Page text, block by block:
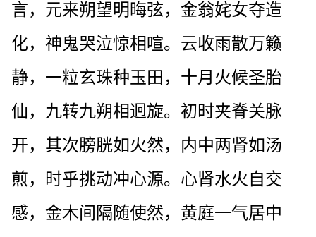
言，元来朔望明晦弦，金翁姹女夺造
化，神鬼哭泣惊相喧。云收雨散万籁
静，一粒玄珠种玉田，十月火候圣胎
仙，九转九朔相迥旋。初时夹脊关脉
开，其次膀胱如火然，内中两肾如汤
煎，时乎挑动冲心源。心肾水火自交
感，金木间隔随使然，黄庭一气居中